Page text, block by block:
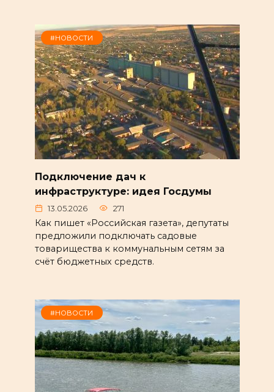
#НОВОСТИ
Подключение дач к
инфраструктуре: идея Госдумы
13.05.2026 271
Как пишет «Российская газета», депутаты
предложили подключать садовые
товарищества к коммунальным сетям за
счёт бюджетных средств.
#НОВОСТИ